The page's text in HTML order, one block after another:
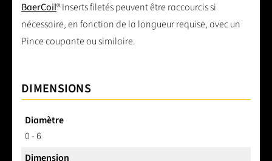
BaerCoil® Inserts filetés peuvent être raccourcis si
nécessaire, en fonction de la longueur requise, avec un
Pince coupante ou similaire.
DIMENSIONS
Diamètre
0 - 6
Dimension